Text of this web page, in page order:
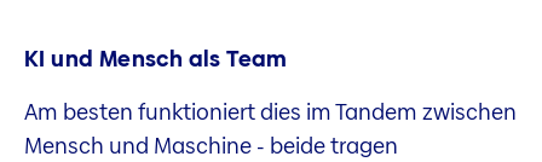
KI und Mensch als Team
Am besten funktioniert dies im Tandem zwischen
Mensch und Maschine - beide tragen